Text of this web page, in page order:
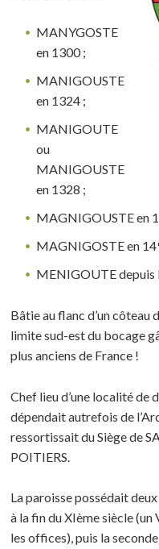
MANYGOSTE
en 1300 ;
MANIGOUSTE
en 1324 ;
MANIGOUTE
ou
MANIGOUSTE
en 1328 ;
MAGNIGOUSTE en
MAGNIGOSTE en
MENIGOUTE depuis
Bâtie au flanc d’un
limite sud-est du bocage
plus anciens de France !
Chef lieu d’une localité
dépendait autrefois de
ressortissait du Siège de
POITIERS.
La paroisse possédait
à la fin du XIème siècle
les offices), puis la